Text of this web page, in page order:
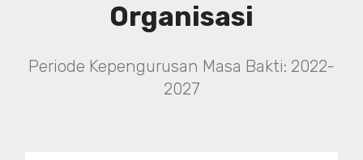
Organisasi
Periode Kepengurusan Masa Bakti: 2022-
2027